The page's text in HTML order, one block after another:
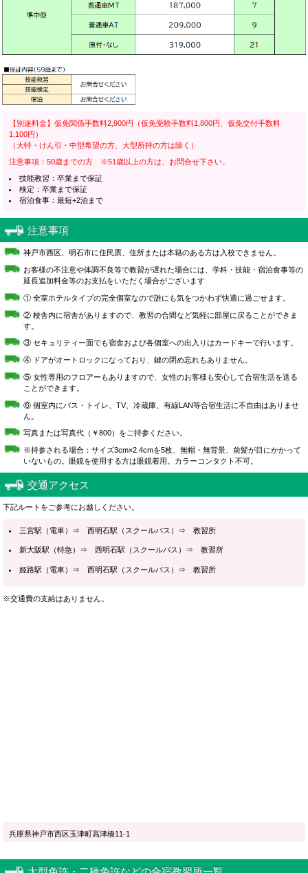
【別途料金】仮免関係手数料2,900円（仮免受験手数料1,800円、仮免交付手数料
1,100円）
（大特・けん引・中型希望の方、大型所持の方は除く）
注意事項：50歳までの方 ※51歳以上の方は、お問合せ下さい。
技能教習：卒業まで保証
検定：卒業まで保証
宿泊食事：最短+2泊まで
注意事項
神戸市西区、明石市に住民票、住所または本籍のある方は入校できません。
お客様の不注意や体調不良等で教習が遅れた場合には、学科・技能・宿泊食事等の
延長追加料金等のお支払をいただく場合がございます
① 全室ホテルタイプの完全個室なので誰にも気をつかわず快適に過ごせます。
② 校舎内に宿舎がありますので、教習の合間など気軽に部屋に戻ることができま
す。
③ セキュリティー面でも宿舎および各個室への出入りはカードキーで行います。
④ ドアがオートロックになっており、鍵の閉め忘れもありません。
⑤ 女性専用のフロアーもありますので、女性のお客様も安心して合宿生活を送る
ことができます。
⑥ 個室内にバス・トイレ、TV、冷蔵庫、有線LAN等合宿生活に不自由はありませ
ん。
写真または写真代（￥800）をご持参ください。
※持参される場合：サイズ3cm×2.4cmを5枚、無帽・無背景、前髪が目にかかって
いないもの。眼鏡を使用する方は眼鏡着用。カラーコンタクト不可。
交通アクセス
下記ルートをご参考にお越しください。
三宮駅（電車）⇒ 西明石駅（スクールバス）⇒ 教習所
新大阪駅（特急）⇒ 西明石駅（スクールバス）⇒ 教習所
姫路駅（電車）⇒ 西明石駅（スクールバス）⇒ 教習所
※交通費の支給はありません。
兵庫県神戸市西区玉津町高津橋11-1